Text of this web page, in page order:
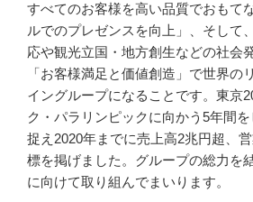
すべてのお客様を高い品質でおもて
ルでのプレゼンスを向上」、そして
応や観光立国・地方創生などの社会
「お客様満足と価値創造」で世界の
イングループになることです。東京
ク・パラリンピックに向かう5年間
捉え2020年までに売上高2兆円超、
標を掲げました。グループの総力を
に向けて取り組んでまいります。